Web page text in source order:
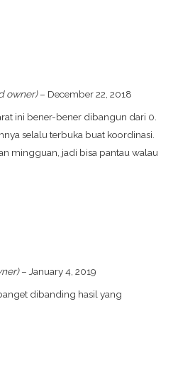
owner) – December 22, 2018
ini bener-bener dibangun dari 0.
selalu terbuka buat koordinasi.
mingguan, jadi bisa pantau walau
– January 4, 2019
dibanding hasil yang